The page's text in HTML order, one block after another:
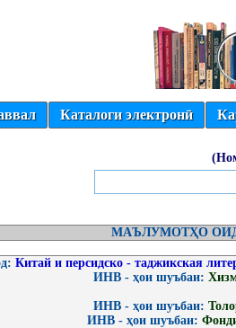
Каталоги электронӣ
МАЪЛУМОТҲО
Китай и персидско - таджикская
ИНВ - ҳои шуъбаи:
ИНВ - ҳои шуъбаи:
ИНВ - ҳои шуъбаи: